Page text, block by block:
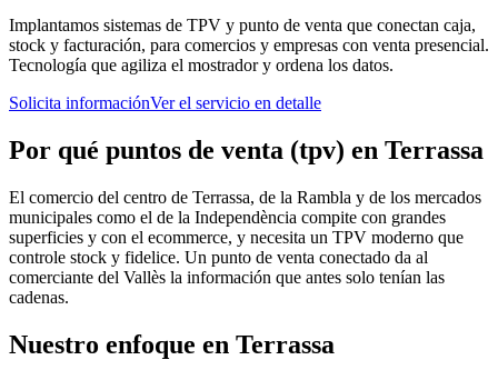
Implantamos sistemas de TPV y punto de venta que conectan caja,
stock y facturación, para comercios y empresas con venta presencial.
Tecnología que agiliza el mostrador y ordena los datos.
Solicita informaciónVer el servicio en detalle
Por qué puntos de venta (tpv) en Terrassa
El comercio del centro de Terrassa, de la Rambla y de los mercados
municipales como el de la Independència compite con grandes
superficies y con el ecommerce, y necesita un TPV moderno que
controle stock y fidelice. Un punto de venta conectado da al
comerciante del Vallès la información que antes solo tenían las
cadenas.
Nuestro enfoque en Terrassa